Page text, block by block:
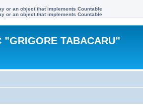
or an object that implements Countable
or an object that implements Countable
TABACARU”